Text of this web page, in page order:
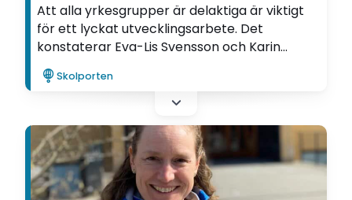
Att alla yrkesgrupper är delaktiga är viktigt
för ett lyckat utvecklingsarbete. Det
konstaterar Eva-Lis Svensson och Karin
Hansson i sin utvecklingsartikel om ledarskap
i anpassad skola. Artikeln har skrivits inom
ramen för Ifous FoU-program
Skolporten